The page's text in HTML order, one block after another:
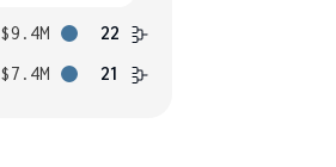
$9.4M
22
$7.4M 21